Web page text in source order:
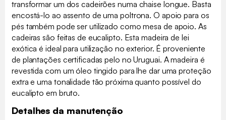
transformar um dos cadeirões numa chaise longue. Basta
encostá-lo ao assento de uma poltrona. O apoio para os
pés também pode ser utilizado como mesa de apoio. As
cadeiras são feitas de eucalipto. Esta madeira de lei
exótica é ideal para utilização no exterior. É proveniente
de plantações certificadas pelo no Uruguai. A madeira é
revestida com um óleo tingido para lhe dar uma proteção
extra e uma tonalidade tão próxima quanto possível do
eucalipto em bruto.
Detalhes da manutenção